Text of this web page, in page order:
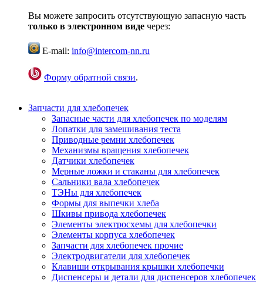
Вы можете запросить отсутствующую запасную часть
только в электронном виде через:
E-mail: info@intercom-nn.ru
Форму обратной связи.
Запчасти для хлебопечек
Запасные части для хлебопечек по моделям
Лопатки для замешивания теста
Приводные ремни хлебопечек
Механизмы вращения хлебопечек
Датчики хлебопечек
Мерные ложки и стаканы для хлебопечек
Сальники вала хлебопечек
ТЭНы для хлебопечек
Формы для выпечки хлеба
Шкивы привода хлебопечек
Элементы электросхемы для хлебопечки
Элементы корпуса хлебопечек
Запчасти для хлебопечек прочие
Электродвигатели для хлебопечек
Клавиши открывания крышки хлебопечки
Диспенсеры и детали для диспенсеров хлебопечек